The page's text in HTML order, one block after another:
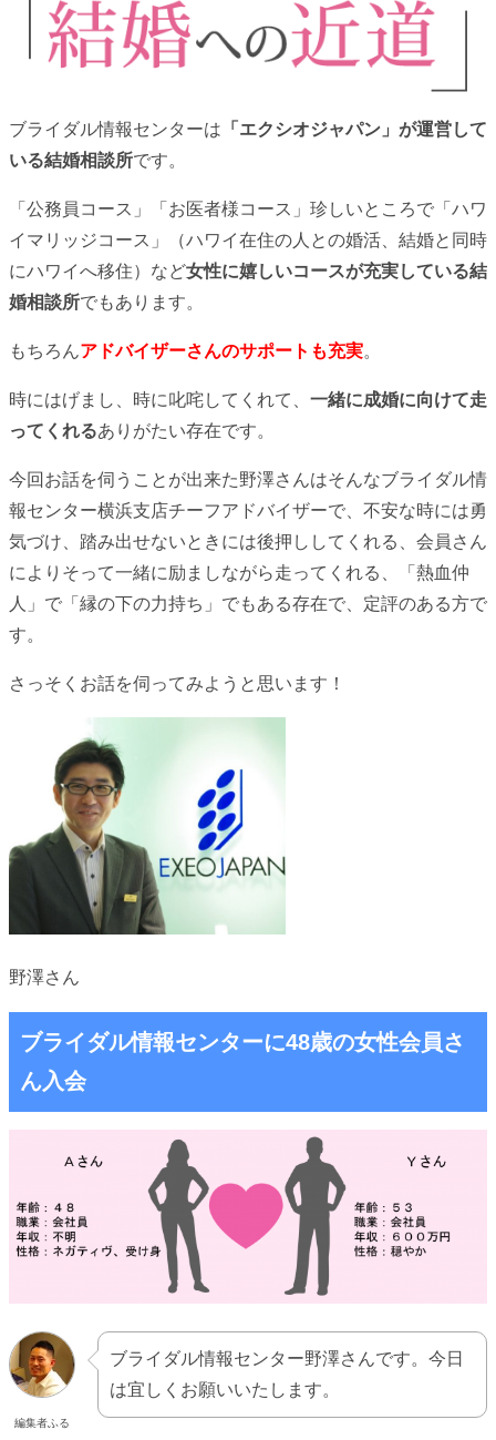
ブライダル情報センターは 「エクシオジャパン」が運営して
いる結婚相談所です。
「公務員コース」「お医者様コース」珍しいところで「ハワ
イマリッジコース」（ハワイ在住の人との婚活、結婚と同時
にハワイへ移住）など女性に嬉しいコースが充実している結
婚相談所でもあります。
もちろんアドバイザーさんのサポートも充実。
時にはげまし、時に叱咤してくれて、 一緒に成婚に向けて走
ってくれるありがたい存在です。
今回お話を伺うことが出来た野澤さんはそんなブライダル情
報センター横浜支店チーフアドバイザーで、不安な時には勇
気づけ、踏み出せないときには後押ししてくれる、会員さん
によりそって一緒に励ましながら走ってくれる、「熱血仲
人」で「縁の下の力持ち」でもある存在で、定評のある方で
す。
さっそくお話を伺ってみようと思います！
野澤さん
ブライダル情報センターに48歳の女性会員さ
ん入会
編集者ふる
ブライダル情報センター野澤さんです。今日
は宜しくお願いいたします。